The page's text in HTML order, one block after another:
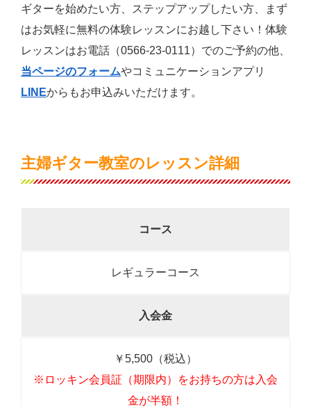
ギターを始めたい方、ステップアップしたい方、まず
はお気軽に無料の体験レッスンにお越し下さい！体験
レッスンはお電話（0566-23-0111）でのご予約の他、
当ページのフォームやコミュニケーションアプリ
LINEからもお申込みいただけます。
主婦ギター教室のレッスン詳細
コース
レギュラーコース
入会金
￥5,500（税込）
※ロッキン会員証（期限内）をお持ちの方は入会
金が半額！